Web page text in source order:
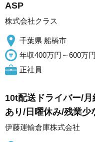
ASP
株式会社クラス
千葉県 船橋市
年収400万円～600万円
正社員
10t配送ドライバー/
あり/日曜休み/残業少
伊藤運輸倉庫株式会社